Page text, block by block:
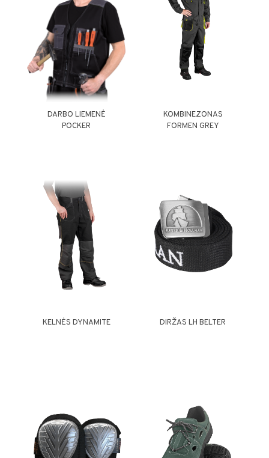
DARBO LIEMENĖ
POCKER
KOMBINEZONAS
FORMEN GREY
KELNĖS DYNAMITE DIRŽAS LH BELTER